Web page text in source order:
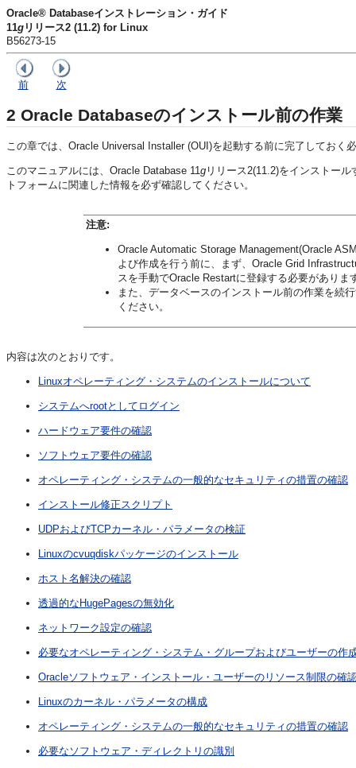
Oracle® Databaseインストレーション・ガイド
11g リリース2 (11.2) for Linux
B56273-15
前 次
2 Oracle Databaseのインストール前の作業
この章では、Oracle Universal Installer (OUI)を起動する前に完了しておく
このマニュアルには、Oracle Database 11g リリース2(11.2)をインストー
トフォームに関連した情報を必ず確認してください。
注意:
Oracle Automatic Storage Management(Oracle
よび作成を行う前に、まず、Oracle Grid
スを手動でOracle Restartに登録する必要がありま
また、データベースのインストール前の作業を続
ください。
内容は次のとおりです。
Linuxオペレーティング・システムのインストールについて
システムへrootとしてログイン
ハードウェア要件の確認
ソフトウェア要件の確認
オペレーティング・システムの一般的なセキュリティの措置の確認
インストール修正スクリプト
UDPおよびTCPカーネル・パラメータの検証
Linuxのcvuqdiskパッケージのインストール
ホスト名解決の確認
透過的なHugePagesの無効化
ネットワーク設定の確認
必要なオペレーティング・システム・グループおよびユーザーの作
Oracleソフトウェア・インストール・ユーザーのリソース制限の確
Linuxのカーネル・パラメータの構成
オペレーティング・システムの一般的なセキュリティの措置の確認
必要なソフトウェア・ディレクトリの識別